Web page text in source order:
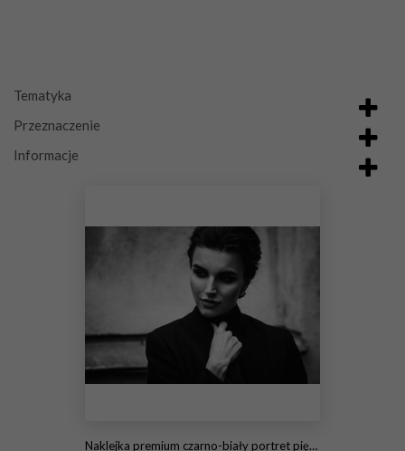
Tematyka
Przeznaczenie
Informacje
Naklejka premium czarno-biały portret pięknej kobiety. Ulica zewnętrzna ph